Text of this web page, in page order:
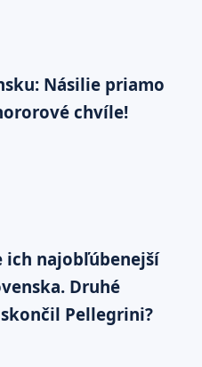
Násilie priamo
chvíle!
ich najobľúbenejší
Druhé
Pellegrini?